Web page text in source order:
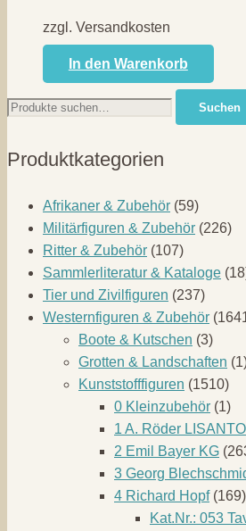
zzgl. Versandkosten
In den Warenkorb
Suche
nach:
Suchen
Produktkategorien
Afrikaner & Zubehör (59)
Militärfiguren & Zubehör (226)
Ritter & Zubehör (107)
Sammlerliteratur & Kataloge
Tier und Zivilfiguren (237)
Westernfiguren & Zubehör
Boote & Kutschen (3)
Grotten & Landschaften
Kunststofffiguren (1510)
0 Kleinzubehör (1)
1 A. Röder LISANTO
2 Emil Bayer KG
3 Georg
4 Richard Hopf (169)
Kat.Nr.: 053